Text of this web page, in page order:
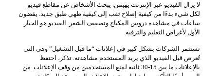
لا يزال الفيديو عبر الإنترنت يهيمن. يبحث الأشخاص عن مقاطع فيديو
لكل شيء بدءًا من كيفية إصلاح ثقب إلى كيفية طهي طبق جديد. يقضون
ساعات في مشاهدة دروس المكياج وتصفيف الشعر. الفيديو هو الخيار
الأول لأغراض التعليم والترفيه.
تستثمر الشركات بشكل كبير في إعلانات “ما قبل التشغيل” وهي التي
تُعرض قبل الفيديو الذي يريد المستخدم مشاهدته. تذكر، احتفظ
بالإعلانات ما بين 15-30 ثانية لمنع المستخدمين من وقف الإعلانات. من